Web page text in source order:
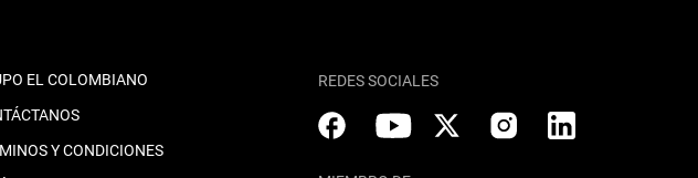
EL COLOMBIANO
Y CONDICIONES
REDES SOCIALES